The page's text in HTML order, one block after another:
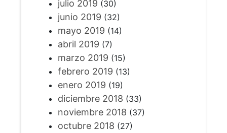
julio 2019 (30)
junio 2019 (32)
mayo 2019 (14)
abril 2019 (7)
marzo 2019 (15)
febrero 2019 (13)
enero 2019 (19)
diciembre 2018 (33)
noviembre 2018 (37)
octubre 2018 (27)